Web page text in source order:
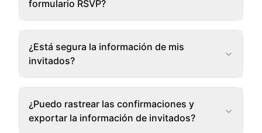
formulario RSVP?
¿Está segura la información de mis
invitados?
¿Puedo rastrear las confirmaciones y
exportar la información de invitados?